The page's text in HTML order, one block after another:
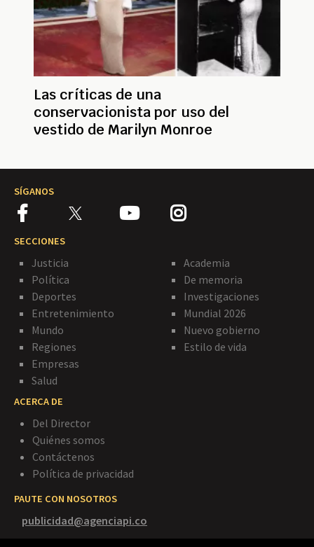
Las críticas de una
conservacionista por uso del
vestido de Marilyn Monroe
SÍGANOS
SECCIONES
Justicia
Política
Deportes
Entretenimiento
Mundo
Regiones
Empresas
Salud
Academia
De memoria
Investigaciones
Mundial 2026
Nuevo gobierno
Estilo de vida
ACERCA DE
Del Director
Quiénes somos
Contáctenos
Política de privacidad
PAUTE CON NOSOTROS
publicidad@agenciapi.co